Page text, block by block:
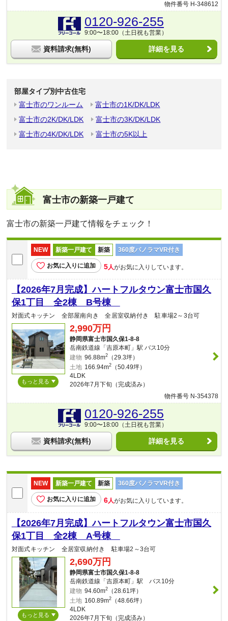
物件番号 H-348612
0120-926-255
9:00〜18:00（土日祝も営業）
資料請求(無料) 詳細を見る
部屋タイプ別中古住宅
富士市のワンルーム
富士市の1K/DK/LDK
富士市の2K/DK/LDK
富士市の3K/DK/LDK
富士市の4K/DK/LDK
富士市の5K以上
富士市の新築一戸建て
富士市の新築一戸建て情報をチェック！
NEW 新築一戸建て 新築 360度パノラマVR付き
お気に入りに追加 5人がお気に入りしています。
【2026年7月完成】ハートフルタウン富士市国久
保1丁目 全2棟 B号棟
対面式キッチン 全部屋南向き 全居室収納付き 駐車場2～3台可
もっと見る
2,990万円
静岡県富士市国久保1-8-8
岳南鉄道線「吉原本町」駅 バス10分
建物 96.88m2（29.3坪）
土地 166.94m2（50.49坪）
4LDK
2026年7月下旬（完成済み）
物件番号 N-354378
0120-926-255
9:00〜18:00（土日祝も営業）
資料請求(無料) 詳細を見る
NEW 新築一戸建て 新築 360度パノラマVR付き
お気に入りに追加 6人がお気に入りしています。
【2026年7月完成】ハートフルタウン富士市国久
保1丁目 全2棟 A号棟
対面式キッチン 全居室収納付き 駐車場2～3台可
もっと見る
2,690万円
静岡県富士市国久保1-8-8
岳南鉄道線「吉原本町」駅 バス10分
建物 94.60m2（28.61坪）
土地 160.89m2（48.66坪）
4LDK
2026年7月下旬（完成済み）